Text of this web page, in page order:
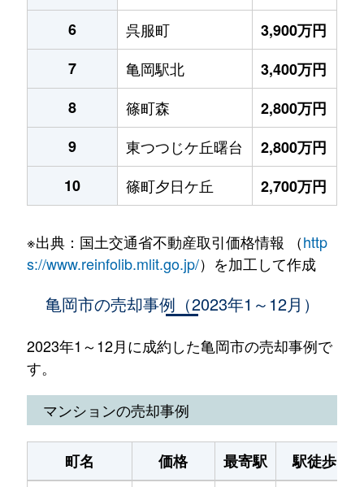
6
呉服町
3,900万円
7
亀岡駅北
3,400万円
8
篠町森
2,800万円
9
東つつじケ丘曙台
2,800万円
10
篠町夕日ケ丘 2,700万円
※出典：国土交通省不動産取引価格情報 （http
s://www.reinfolib.mlit.go.jp/）を加工して作成
亀岡市の売却事例（2023年1～12月）
2023年1～12月に成約した亀岡市の売却事例で
す。
マンションの売却事例
町名 価格 最寄駅 駅徒歩